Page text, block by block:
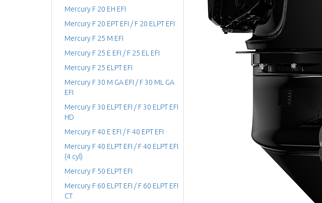
Mercury F 20 EH EFI
Mercury F 20 EPT EFI / F 20 ELPT EFI
Mercury F 25 M EFI
Mercury F 25 E EFI / F 25 EL EFI
Mercury F 25 ELPT EFI
Mercury F 30 M GA EFI / F 30 ML GA
EFI
Mercury F 30 ELPT EFI / F 30 ELPT EFI
HD
Mercury F 40 E EFI / F 40 EPT EFI
Mercury F 40 ELPT EFI / F 40 ELPT EFI
(4 cyl)
Mercury F 50 ELPT EFI
Mercury F 60 ELPT EFI / F 60 ELPT EFI
CT